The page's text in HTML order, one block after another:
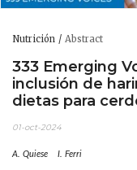
Nutrición Abstract
333 Emerging
inclusión de
dietas para
01-oct-2024
A. Quiese I. Ferri